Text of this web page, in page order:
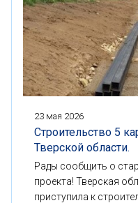
23 мая 2026
Строительство 5
Тверской области.
Рады сообщить о
проекта! Тверская
приступила к